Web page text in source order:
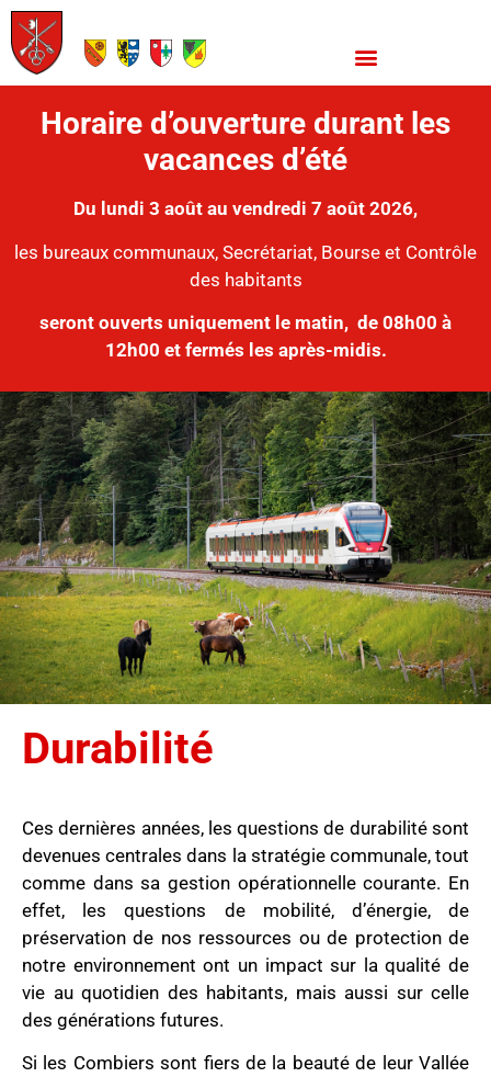
Horaire d’ouverture durant les
vacances d’été
Du lundi 3 août au vendredi 7 août 2026,
les bureaux communaux, Secrétariat, Bourse et Contrôle
des habitants
seront ouverts uniquement le matin, de 08h00 à
12h00 et fermés les après-midis.
Durabilité
Ces dernières années, les questions de durabilité sont
devenues centrales dans la stratégie communale, tout
comme dans sa gestion opérationnelle courante. En
effet, les questions de mobilité, d’énergie, de
préservation de nos ressources ou de protection de
notre environnement ont un impact sur la qualité de
vie au quotidien des habitants, mais aussi sur celle
des générations futures.
Si les Combiers sont fiers de la beauté de leur Vallée